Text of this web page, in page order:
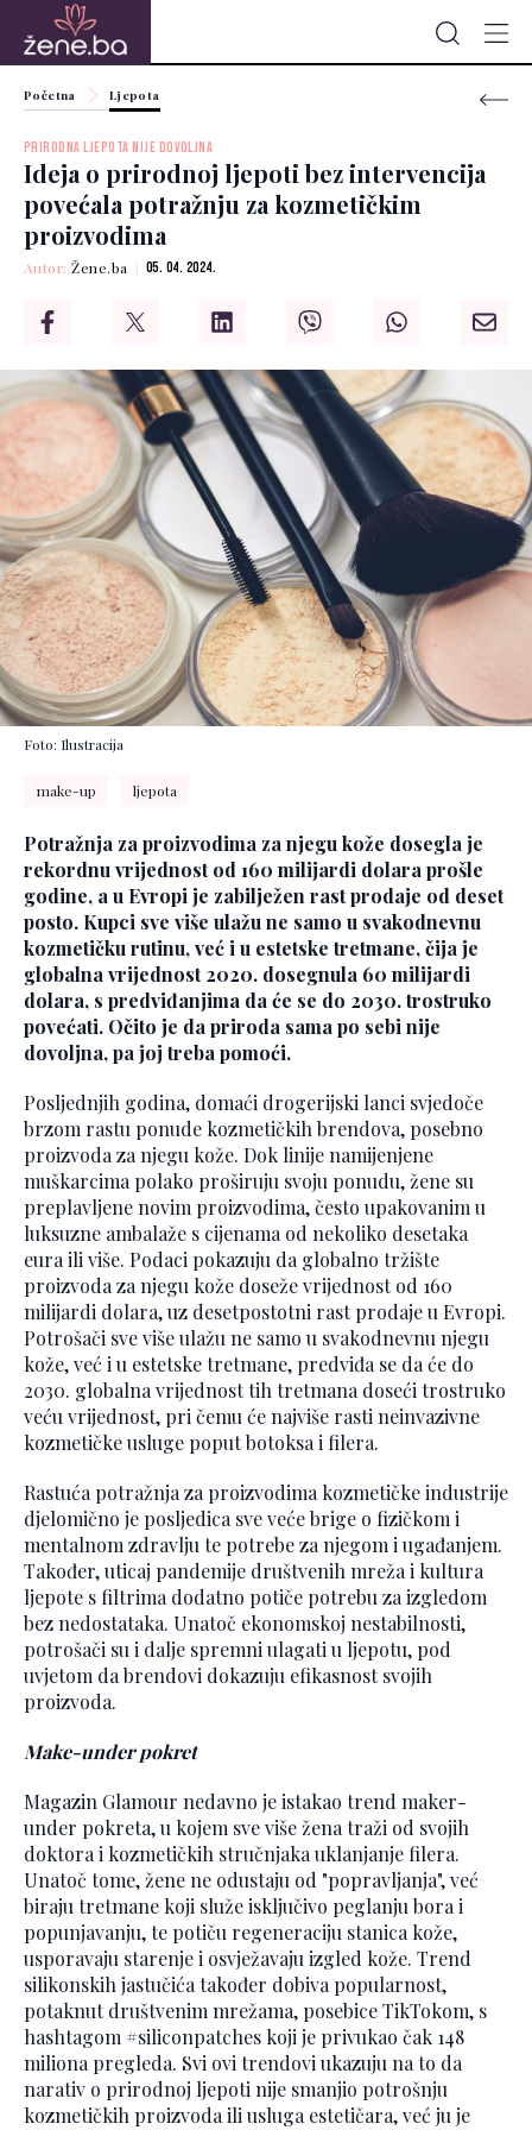
Početna Ljepota
PRIRODNA LJEPOTA NIJE DOVOLJNA
Ideja o prirodnoj ljepoti bez intervencija
povećala potražnju za kozmetičkim
proizvodima
Autor:Žene.ba 05. 04. 2024.
Foto: Ilustracija
make-up ljepota
Potražnja za proizvodima za njegu kože dosegla je
rekordnu vrijednost od 160 milijardi dolara prošle
godine, a u Evropi je zabilježen rast prodaje od deset
posto. Kupci sve više ulažu ne samo u svakodnevnu
kozmetičku rutinu, već i u estetske tretmane, čija je
globalna vrijednost 2020. dosegnula 60 milijardi
dolara, s predviđanjima da će se do 2030. trostruko
povećati. Očito je da priroda sama po sebi nije
dovoljna, pa joj treba pomoći.
Posljednjih godina, domaći drogerijski lanci svjedoče
brzom rastu ponude kozmetičkih brendova, posebno
proizvoda za njegu kože. Dok linije namijenjene
muškarcima polako proširuju svoju ponudu, žene su
preplavljene novim proizvodima, često upakovanim u
luksuzne ambalaže s cijenama od nekoliko desetaka
eura ili više. Podaci pokazuju da globalno tržište
proizvoda za njegu kože doseže vrijednost od 160
milijardi dolara, uz desetpostotni rast prodaje u Evropi.
Potrošači sve više ulažu ne samo u svakodnevnu njegu
kože, već i u estetske tretmane, predviđa se da će do
2030. globalna vrijednost tih tretmana doseći trostruko
veću vrijednost, pri čemu će najviše rasti neinvazivne
kozmetičke usluge poput botoksa i filera.
Rastuća potražnja za proizvodima kozmetičke industrije
djelomično je posljedica sve veće brige o fizičkom i
mentalnom zdravlju te potrebe za njegom i ugađanjem.
Također, uticaj pandemije društvenih mreža i kultura
ljepote s filtrima dodatno potiče potrebu za izgledom
bez nedostataka. Unatoč ekonomskoj nestabilnosti,
potrošači su i dalje spremni ulagati u ljepotu, pod
uvjetom da brendovi dokazuju efikasnost svojih
proizvoda.
Make-under pokret
Magazin Glamour nedavno je istakao trend maker-
under pokreta, u kojem sve više žena traži od svojih
doktora i kozmetičkih stručnjaka uklanjanje filera.
Unatoč tome, žene ne odustaju od "popravljanja", već
biraju tretmane koji služe isključivo peglanju bora i
popunjavanju, te potiču regeneraciju stanica kože,
usporavaju starenje i osvježavaju izgled kože. Trend
silikonskih jastučića također dobiva popularnost,
potaknut društvenim mrežama, posebice TikTokom, s
hashtagom #siliconpatches koji je privukao čak 148
miliona pregleda. Svi ovi trendovi ukazuju na to da
narativ o prirodnoj ljepoti nije smanjio potrošnju
kozmetičkih proizvoda ili usluga estetičara, već ju je